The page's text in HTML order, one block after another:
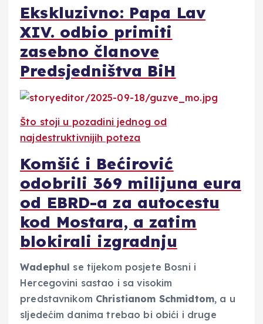
Ekskluzivno: Papa Lav
XIV. odbio primiti
zasebno članove
Predsjedništva BiH
Što stoji u pozadini jednog od
najdestruktivnijih poteza
Komšić i Bećirović
odobrili 369 milijuna eura
od EBRD-a za autocestu
kod Mostara, a zatim
blokirali izgradnju
Wadephul se tijekom posjete Bosni i
Hercegovini sastao i sa visokim
predstavnikom Christianom Schmidtom, a u
sljedećim danima trebao bi obići i druge